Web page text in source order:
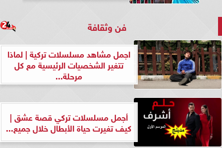
فن وثقافة
اجمل مشاهد مسلسلات تركية | لماذا
تتغير الشخصيات الرئيسية مع كل
مرحلة...
أجمل مسلسلات تركي قصة عشق |
كيف تغيرت حياة الأبطال خلال جميع...